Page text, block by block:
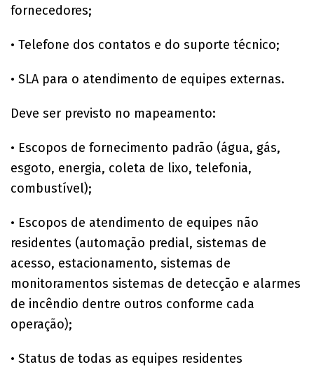
fornecedores;
• Telefone dos contatos e do suporte técnico;
• SLA para o atendimento de equipes externas.
Deve ser previsto no mapeamento:
• Escopos de fornecimento padrão (água, gás,
esgoto, energia, coleta de lixo, telefonia,
combustível);
• Escopos de atendimento de equipes não
residentes (automação predial, sistemas de
acesso, estacionamento, sistemas de
monitoramentos sistemas de detecção e alarmes
de incêndio dentre outros conforme cada
operação);
• Status de todas as equipes residentes